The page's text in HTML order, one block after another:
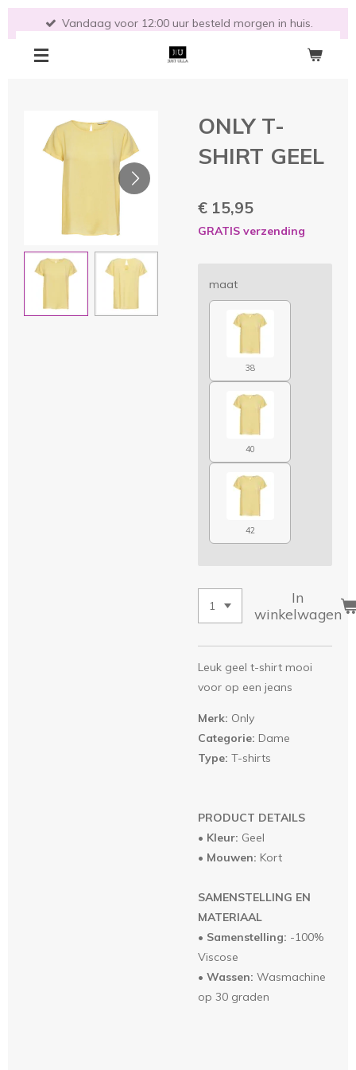
direct
Vandaag voor 12:00 uur besteld morgen in huis.
ONLY T-
SHIRT GEEL
€ 15,95
GRATIS verzending
maat
38
40
42
In
winkelwagen
Leuk geel t-shirt mooi
voor op een jeans
Merk: Only
Categorie: Dame
Type: T-shirts
PRODUCT DETAILS
• Kleur: Geel
• Mouwen: Kort
SAMENSTELLING EN
MATERIAAL
• Samenstelling: -100%
Viscose
• Wassen: Wasmachine
op 30 graden